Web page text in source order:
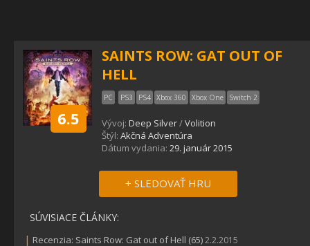
6.5
SAINTS ROW: GAT OUT OF
HELL
PC PS3 PS4 Xbox 360 Xbox One Switch 2
Vývoj: Deep Silver/Volition
Štýl: Akčná Adventúra
Dátum vydania: 29. január 2015
+ SLEDOVAŤ HRU
SÚVISIACE ČLÁNKY:
| Recenzia: Saints Row: Gat out of Hell (65)2.2.2015